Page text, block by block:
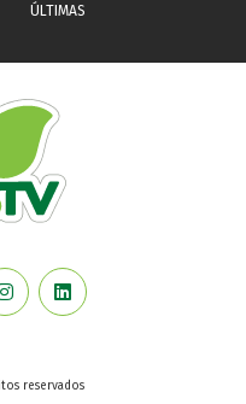
ÚLTIMAS
reservados